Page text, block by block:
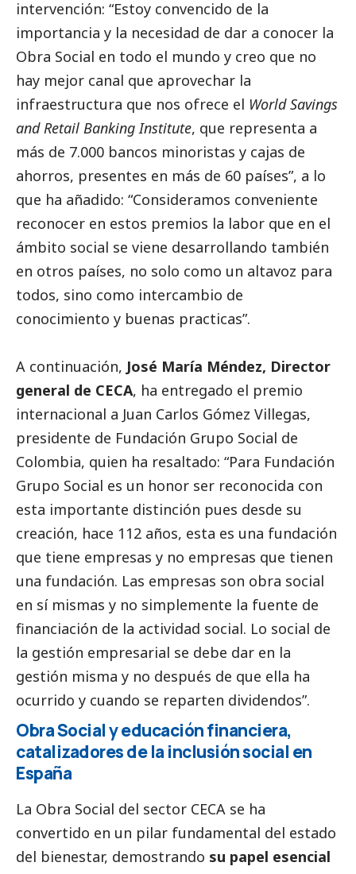
intervención: “Estoy convencido de la
importancia y la necesidad de dar a conocer la
Obra Social en todo el mundo y creo que no
hay mejor canal que aprovechar la
infraestructura que nos ofrece el World Savings
and Retail Banking Institute, que representa a
más de 7.000 bancos minoristas y cajas de
ahorros, presentes en más de 60 países”, a lo
que ha añadido: “Consideramos conveniente
reconocer en estos premios la labor que en el
ámbito social se viene desarrollando también
en otros países, no solo como un altavoz para
todos, sino como intercambio de
conocimiento y buenas practicas”.
A continuación, José María Méndez, Director
general de CECA, ha entregado el premio
internacional a Juan Carlos Gómez Villegas,
presidente de Fundación Grupo Social de
Colombia, quien ha resaltado: “Para Fundación
Grupo Social es un honor ser reconocida con
esta importante distinción pues desde su
creación, hace 112 años, esta es una fundación
que tiene empresas y no empresas que tienen
una fundación. Las empresas son obra social
en sí mismas y no simplemente la fuente de
financiación de la actividad social. Lo social de
la gestión empresarial se debe dar en la
gestión misma y no después de que ella ha
ocurrido y cuando se reparten dividendos”.
ObraSocialy educación financiera,
catalizadores de la inclusiónsocial en
España
La Obra Social del sector CECA se ha
convertido en un pilar fundamental del estado
del bienestar, demostrando su papel esencial